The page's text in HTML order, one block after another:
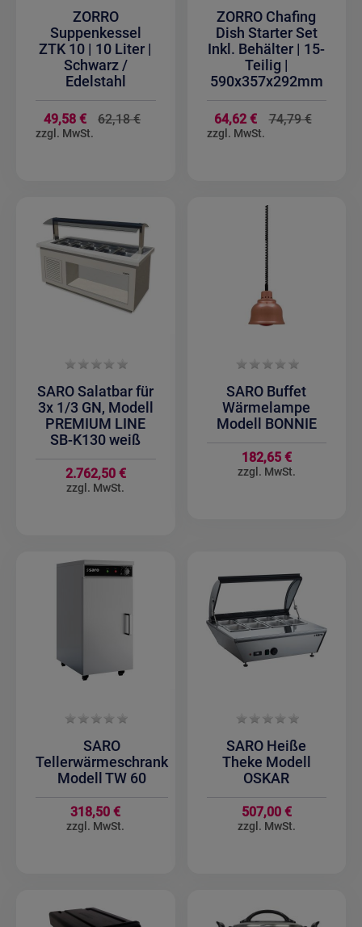
ZORRO
Suppenkessel
ZTK 10 | 10 Liter |
Schwarz /
Edelstahl
49,58 € 62,18 €
ZORRO Chafing
Dish Starter Set
Inkl. Behälter | 15-
Teilig |
590x357x292mm
64,62 € 74,79 €
SARO Salatbar für
3x 1/3 GN, Modell
PREMIUM LINE
SB-K130 weiß
2.762,50 €
SARO Buffet
Wärmelampe
Modell BONNIE
182,65 €
SARO
Tellerwärmeschrank
Modell TW 60
318,50 €
SARO Heiße
Theke Modell
OSKAR
507,00 €